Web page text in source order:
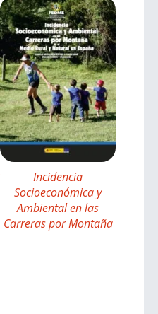
Incidencia
Socioeconómica y
Ambiental en las
Carreras por Montaña